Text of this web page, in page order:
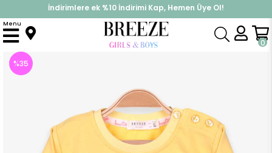
%30 Sepette Yaz İndirimi, Hemen Al!
İndirimlere ek %10 İndirimi Kap, Hemen Üye Ol!
0
Menu
Anasayfa Üst Giyim Sweatshirt Kız Bebek Sweatshirt Unicorn Sarı (2 Yaş)
%35